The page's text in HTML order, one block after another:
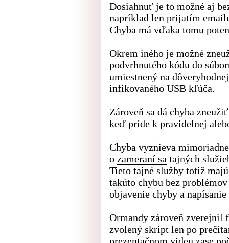
Dosiahnuť je to možné aj
napríklad len prijatím
Chyba má vďaka tomu
Okrem iného je možné
podvrhnutého kódu do
umiestnený na
infikovaného USB kľúča.
Zároveň sa dá chyba
keď príde k pravidelnej
Chyba vyznieva
o zameraní sa tajných
Tieto tajné služby totiž
takúto chybu bez
objavenie chyby a
Ormandy zároveň zverejnil
zvolený skript len po